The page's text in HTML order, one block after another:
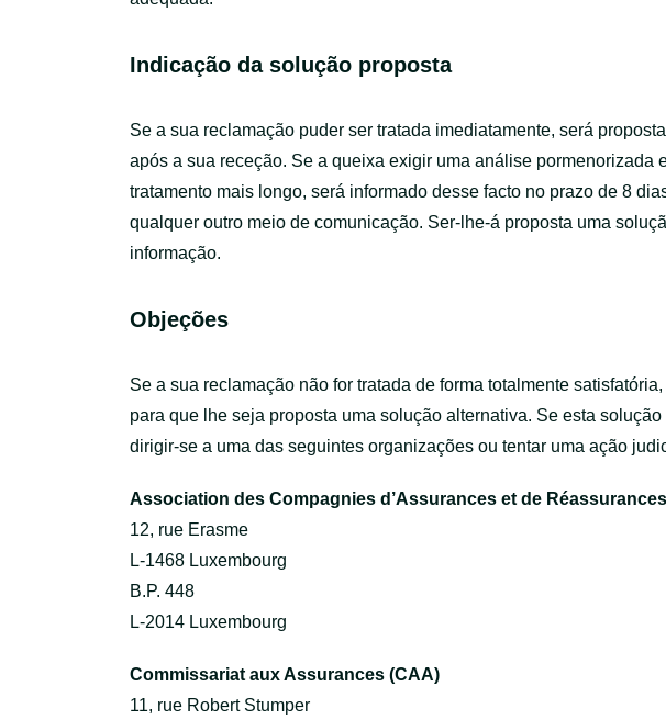
Indicação da solução proposta
Se a sua reclamação puder ser tratada imediatamente, será
após a sua receção. Se a queixa exigir uma análise pormenorizada
tratamento mais longo, será informado desse facto no prazo de 8
qualquer outro meio de comunicação. Ser-lhe-á proposta uma
informação.
Objeções
Se a sua reclamação não for tratada de forma totalmente
para que lhe seja proposta uma solução alternativa. Se esta
dirigir-se a uma das seguintes organizações ou tentar uma ação
Association des Compagnies d’Assurances et de
12, rue Erasme
L-1468 Luxembourg
B.P. 448
L-2014 Luxembourg
Commissariat aux Assurances (CAA)
11, rue Robert Stumper